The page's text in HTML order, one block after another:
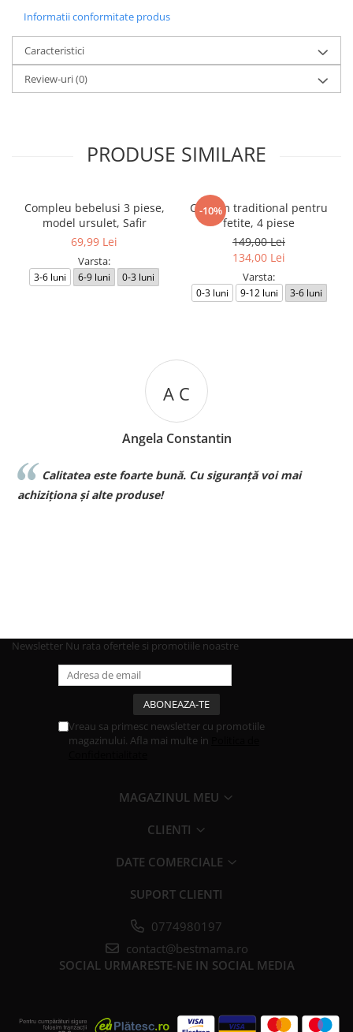
Informatii conformitate produs
Caracteristici
Review-uri(0)
PRODUSE SIMILARE
Compleu bebelusi 3 piese,
model ursulet, Safir
69,99 Lei
Varsta:
3-6 luni 6-9 luni 0-3 luni
-10%
Costum traditional pentru
fetite, 4 piese
149,00 Lei
134,00 Lei
Varsta:
0-3 luni 9-12 luni 3-6 luni
A C
Angela Constantin
Calitatea este foarte bună. Cu siguranță voi mai
achiziționa și alte produse!
Newsletter Nu rata ofertele si promotiile noastre
Vreau sa primesc newsletter cu promotiile
magazinului. Afla mai multe in
MAGAZINUL MEU
CLIENTI
DATE COMERCIALE
SUPORT CLIENTI
0774980197
contact@bestmama.ro
SOCIAL URMARESTE-NE IN SOCIAL MEDIA